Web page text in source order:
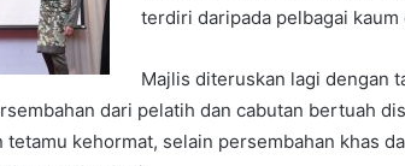
terdiri daripada pelbagai kaum
Majlis diteruskan lagi dengan
dari pelatih dan cabutan bertuah
kehormat, selain persembahan khas